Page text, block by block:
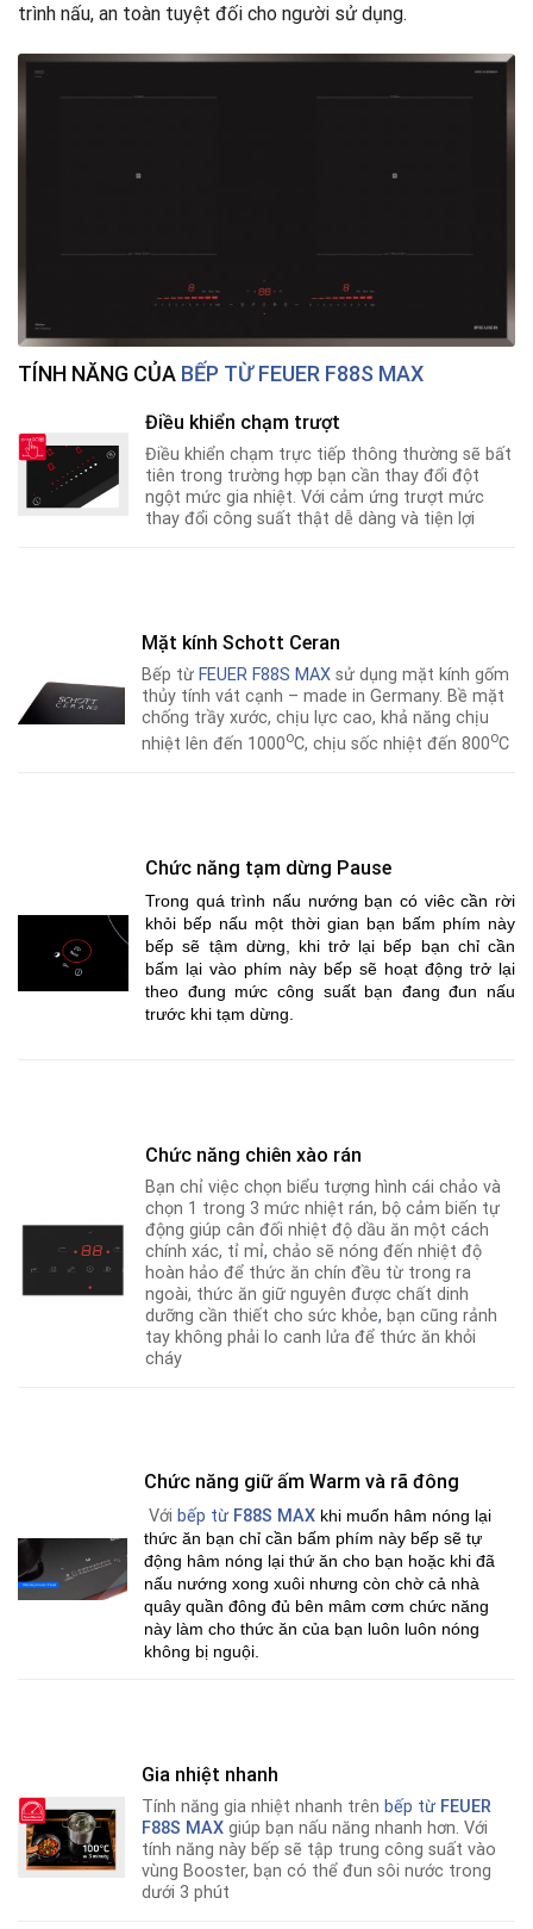
trình nấu, an toàn tuyệt đối cho người sử dụng.
TÍNH NĂNG CỦA BẾP TỪ FEUER F88S MAX
Điều khiển chạm trượt
Điều khiển chạm trực tiếp thông thường sẽ bất
tiên trong trường hợp bạn cần thay đổi đột
ngột mức gia nhiệt. Với cảm ứng trượt mức
thay đổi công suất thật dễ dàng và tiện lợi
Mặt kính Schott Ceran
Bếp từ FEUER F88S MAX sử dụng mặt kính gốm
thủy tính vát cạnh – made in Germany. Bề mặt
chống trầy xước, chịu lực cao, khả năng chịu
nhiệt lên đến 1000oC, chịu sốc nhiệt đến 800oC
Chức năng tạm dừng Pause
Trong quá trình nấu nướng bạn có viêc cần rời
khỏi bếp nấu một thời gian bạn bấm phím này
bếp sẽ tậm dừng, khi trở lại bếp bạn chỉ cần
bấm lại vào phím này bếp sẽ hoạt động trở lại
theo đung mức công suất bạn đang đun nấu
trước khi tạm dừng.
Chức năng chiên xào rán
Bạn chỉ việc chọn biểu tượng hình cái chảo và
chọn 1 trong 3 mức nhiệt rán, bộ cảm biến tự
động giúp cân đối nhiệt độ dầu ăn một cách
chính xác, tỉ mỉ, chảo sẽ nóng đến nhiệt độ
hoàn hảo để thức ăn chín đều từ trong ra
ngoài, thức ăn giữ nguyên được chất dinh
dưỡng cần thiết cho sức khỏe, bạn cũng rảnh
tay không phải lo canh lửa để thức ăn khỏi
cháy
Chức năng giữ ấm Warm và rã đông
Với bếp từ F88S MAX khi muốn hâm nóng lại
thức ăn bạn chỉ cần bấm phím này bếp sẽ tự
động hâm nóng lại thứ ăn cho bạn hoặc khi đã
nấu nướng xong xuôi nhưng còn chờ cả nhà
quây quần đông đủ bên mâm cơm chức năng
này làm cho thức ăn của bạn luôn luôn nóng
không bị nguội.
Gia nhiệt nhanh
Tính năng gia nhiệt nhanh trên bếp từ FEUER
F88S MAX giúp bạn nấu năng nhanh hơn. Với
tính năng này bếp sẽ tập trung công suất vào
vùng Booster, bạn có thể đun sôi nước trong
dưới 3 phút